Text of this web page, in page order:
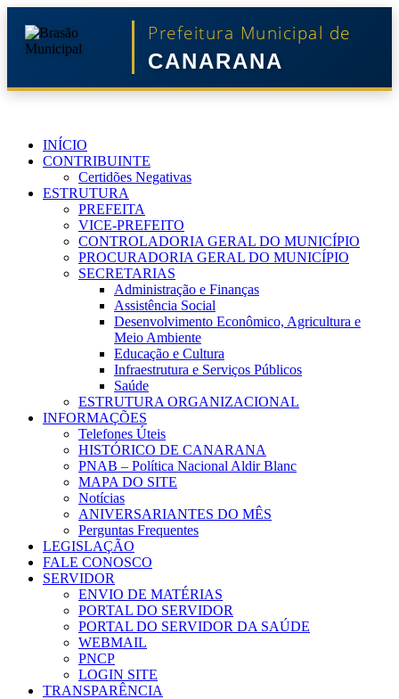
Prefeitura Municipal de
CANARANA
INÍCIO
CONTRIBUINTE
Certidões Negativas
ESTRUTURA
PREFEITA
VICE-PREFEITO
CONTROLADORIA GERAL DO MUNICÍPIO
PROCURADORIA GERAL DO MUNICÍPIO
SECRETARIAS
Administração e Finanças
Assistência Social
Desenvolvimento Econômico, Agricultura e
Meio Ambiente
Educação e Cultura
Infraestrutura e Serviços Públicos
Saúde
ESTRUTURA ORGANIZACIONAL
INFORMAÇÕES
Telefones Úteis
HISTÓRICO DE CANARANA
PNAB – Política Nacional Aldir Blanc
MAPA DO SITE
Notícias
ANIVERSARIANTES DO MÊS
Perguntas Frequentes
LEGISLAÇÃO
FALE CONOSCO
SERVIDOR
ENVIO DE MATÉRIAS
PORTAL DO SERVIDOR
PORTAL DO SERVIDOR DA SAÚDE
WEBMAIL
PNCP
LOGIN SITE
TRANSPARÊNCIA